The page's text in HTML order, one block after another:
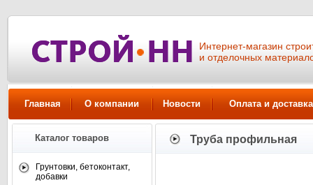
Интернет-магазин
и отделочных
Главная О компании Новости Оплата и доставка
Каталог товаров
Грунтовки, бетоконтакт,
добавки
Труба профильная